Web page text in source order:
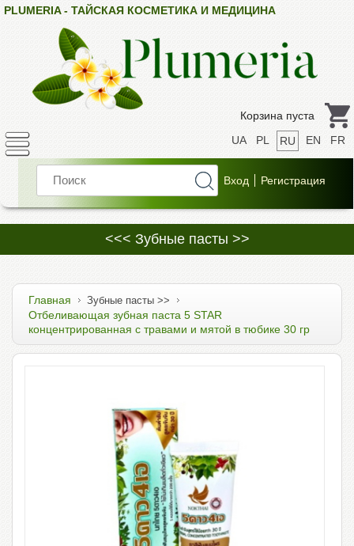
PLUMERIA - ТАЙСКАЯ КОСМЕТИКА И МЕДИЦИНА
Корзина пуста
UA
PL RU EN FR
<<< Зубные пасты >>
Главная Зубные пасты >>
Отбеливающая зубная паста 5 STAR
концентрированная с травами и мятой в тюбике 30 гр